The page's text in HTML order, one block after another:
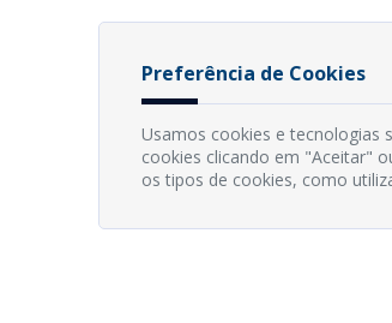
Preferência de Cookies
Usamos cookies e tecnologias
cookies clicando em "Aceitar"
os tipos de cookies, como